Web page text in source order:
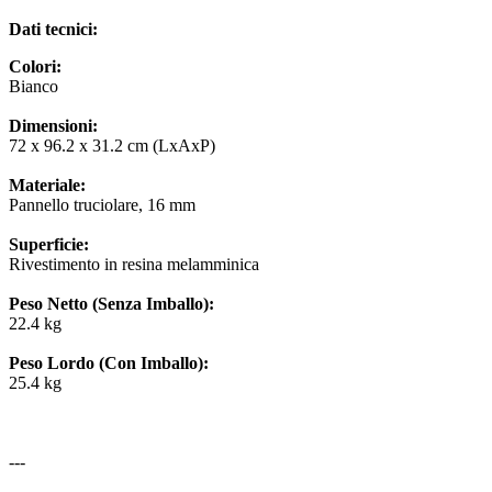
Dati tecnici:
Colori:
Bianco
Dimensioni:
72 x 96.2 x 31.2 cm (LxAxP)
Materiale:
Pannello truciolare, 16 mm
Superficie:
Rivestimento in resina melamminica
Peso Netto (Senza Imballo):
22.4 kg
Peso Lordo (Con Imballo):
25.4 kg
---